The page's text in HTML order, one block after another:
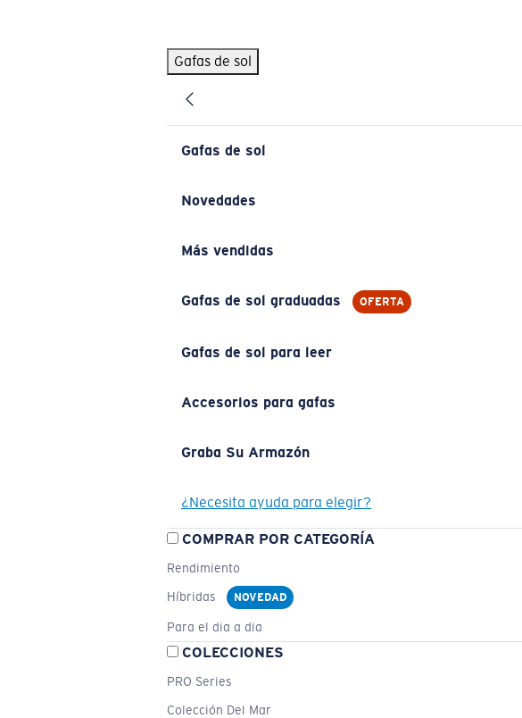
Gafas de sol
Gafas de sol
Novedades
Más vendidas
Gafas de sol graduadas OFERTA
Gafas de sol para leer
Accesorios para gafas
Graba Su Armazón
¿Necesita ayuda para elegir?
COMPRAR POR CATEGORÍA
Rendimiento
Híbridas
NOVEDAD
Para el dia a dia
COLECCIONES
PRO Series
Colección Del Mar
BÚSQUEDAS POPULARES
Pilothouse PRO Limited Edition Pack
Gafas de sol personalizadas
Los más vendidos de gafas de sol